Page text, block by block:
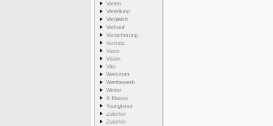
Vaneo
Veredlung
Vergleich
Verkauf
Versicherung
Vertrieb
Viano
Vision
Vito
Werkstatt
Wettbewerb
Winter
X-Klasse
Youngtimer
Zubehör
Zubehör